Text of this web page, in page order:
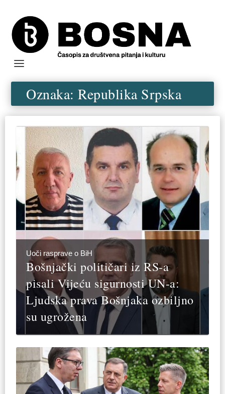
Oznaka:Republika Srpska
Uoči rasprave o BiH
Bošnjački političari iz RS-a
pisali Vijeću sigurnosti UN-a:
Ljudska prava Bošnjaka ozbiljno
su ugrožena